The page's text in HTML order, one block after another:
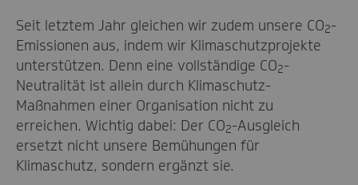
Seit letztem Jahr gleichen wir zudem unsere CO2-
Emissionen aus, indem wir Klimaschutzprojekte
unterstützen. Denn eine vollständige CO2-
Neutralität ist allein durch Klimaschutz-
Maßnahmen einer Organisation nicht zu
erreichen. Wichtig dabei: Der CO2-Ausgleich
ersetzt nicht unsere Bemühungen für
Klimaschutz, sondern ergänzt sie.